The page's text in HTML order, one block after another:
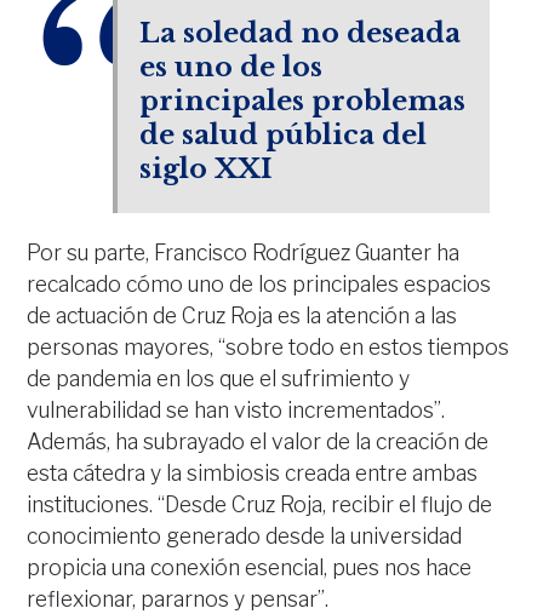
La soledad no deseada
es uno de los
principales problemas
de salud pública del
siglo XXI
Por su parte, Francisco Rodríguez Guanter ha
recalcado cómo uno de los principales espacios
de actuación de Cruz Roja es la atención a las
personas mayores, “sobre todo en estos tiempos
de pandemia en los que el sufrimiento y
vulnerabilidad se han visto incrementados”.
Además, ha subrayado el valor de la creación de
esta cátedra y la simbiosis creada entre ambas
instituciones. “Desde Cruz Roja, recibir el flujo de
conocimiento generado desde la universidad
propicia una conexión esencial, pues nos hace
reflexionar, pararnos y pensar”.